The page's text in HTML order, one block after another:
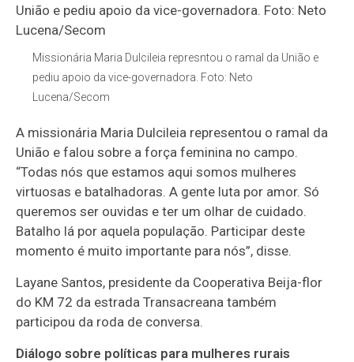
Missionária Maria Dulcileia represntou o ramal da União e
pediu apoio da vice-governadora. Foto: Neto
Lucena/Secom
A missionária Maria Dulcileia representou o ramal da
União e falou sobre a força feminina no campo.
“Todas nós que estamos aqui somos mulheres
virtuosas e batalhadoras. A gente luta por amor. Só
queremos ser ouvidas e ter um olhar de cuidado.
Batalho lá por aquela população. Participar deste
momento é muito importante para nós”, disse.
Layane Santos, presidente da Cooperativa Beija-flor
do KM 72 da estrada Transacreana também
participou da roda de conversa.
Diálogo sobre políticas para mulheres rurais